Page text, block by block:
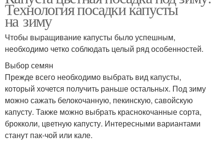
Технология посадки капусты
на зиму
Чтобы выращивание капусты было успешным,
необходимо четко соблюдать целый ряд особенностей.
Выбор семян
Прежде всего необходимо выбрать вид капусты,
который хочется получить раньше остальных. Под зиму
можно сажать белокочанную, пекинскую, савойскую
капусту. Также можно выбрать краснокочанные сорта,
брокколи, цветную капусту. Интересными вариантами
станут пак-чой или кале.